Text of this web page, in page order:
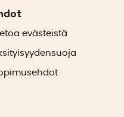
evästeistä